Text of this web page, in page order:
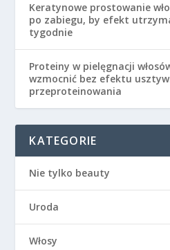
Keratynowe prostowanie
po zabiegu, by efekt
tygodnie
Proteiny w pielęgnacji
wzmocnić bez efektu
przeproteinowania
KATEGORIE
Nie tylko beauty
Uroda
Włosy